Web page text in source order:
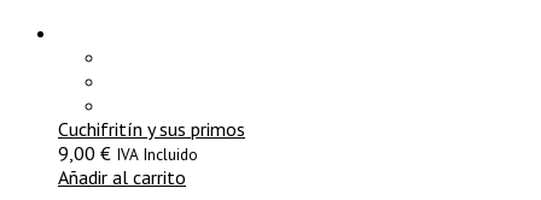
Cuchifritín y sus primos
9,00 € IVA Incluido
Añadir al carrito